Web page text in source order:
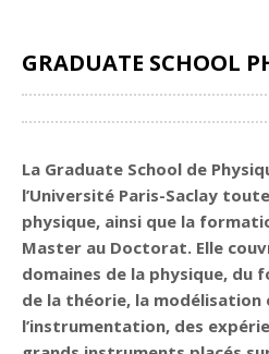
GRADUATE SCHOOL
La Graduate School de
l’Université Paris-Saclay
physique, ainsi que la
Master au Doctorat. Elle
domaines de la physique, du
de la théorie, la modélisation
l’instrumentation, des